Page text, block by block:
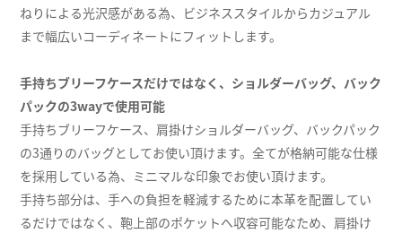
ねりによる光沢感がある為、ビジネススタイルからカジュアル
まで幅広いコーディネートにフィットします。
手持ちブリーフケースだけではなく、ショルダーバッグ、バック
パックの3wayで使用可能
手持ちブリーフケース、肩掛けショルダーバッグ、バックパック
の3通りのバッグとしてお使い頂けます。全てが格納可能な仕様
を採用している為、ミニマルな印象でお使い頂けます。
手持ち部分は、手への負担を軽減するために本革を配置してい
るだけではなく、鞄上部のポケットへ収容可能なため、肩掛け